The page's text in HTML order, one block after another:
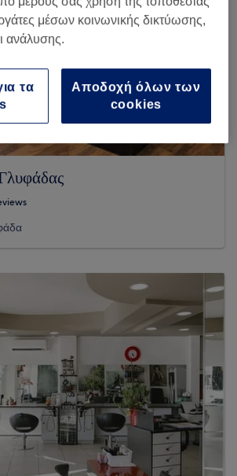
μέσων κοινωνικής δικτύωσης,
ανάλυσης.
Αποδοχή όλων των
cookies
τα